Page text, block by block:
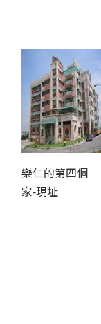
樂仁的第四個
家-現址